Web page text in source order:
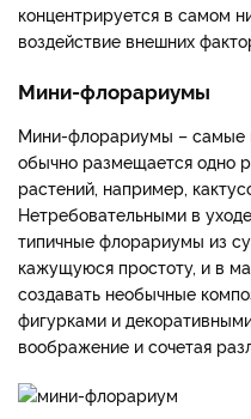
концентрируется в самом
воздействие внешних
Мини-флорариумы
Мини-флорариумы – самые
обычно размещается одно
растений, например,
Нетребовательными в
типичные флорариумы из
кажущуюся простоту, и в
создавать необычные
фигурками и
воображение и сочетая